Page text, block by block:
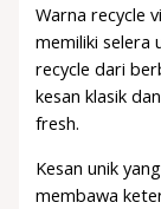
Warna recycle
memiliki selera
recycle dari
kesan klasik
fresh.
Kesan unik
membawa